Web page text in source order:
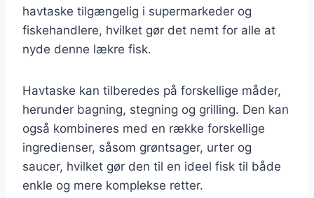
havtaske tilgængelig i supermarkeder og
fiskehandlere, hvilket gør det nemt for alle at
nyde denne lækre fisk.
Havtaske kan tilberedes på forskellige måder,
herunder bagning, stegning og grilling. Den kan
også kombineres med en række forskellige
ingredienser, såsom grøntsager, urter og
saucer, hvilket gør den til en ideel fisk til både
enkle og mere komplekse retter.